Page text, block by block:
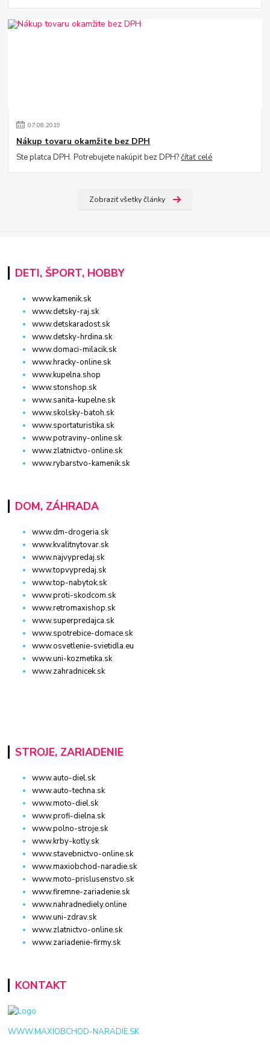
07.08.2019
Nákup tovaru okamžite bez DPH
Ste platca DPH. Potrebujete nakúpiť bez DPH?čítať celé
Zobraziť všetky články
DETI, ŠPORT, HOBBY
www.kamenik.sk
www.detsky-raj.sk
www.detskaradost.sk
www.detsky-hrdina.sk
www.domaci-milacik.sk
www.hracky-online.sk
www.kupelna.shop
www.stonshop.sk
www.sanita-kupelne.sk
www.skolsky-batoh.sk
www.sportaturistika.sk
www.potraviny-online.sk
www.zlatnictvo-online.sk
www.rybarstvo-kamenik.sk
DOM, ZÁHRADA
www.dm-drogeria.sk
www.kvalitnytovar.sk
www.najvypredaj.sk
www.topvypredaj.sk
www.top-nabytok.sk
www.proti-skodcom.sk
www.retromaxishop.sk
www.superpredajca.sk
www.spotrebice-domace.sk
www.osvetlenie-svietidla.eu
www.uni-kozmetika.sk
www.zahradnicek.sk
STROJE, ZARIADENIE
www.auto-diel.sk
www.auto-techna.sk
www.moto-diel.sk
www.profi-dielna.sk
www.polno-stroje.sk
www.krby-kotly.sk
www.stavebnictvo-online.sk
www.maxiobchod-naradie.sk
www.moto-prislusenstvo.sk
www.firemne-zariadenie.sk
www.nahradnediely.online
www.uni-zdrav.sk
www.zlatnictvo-online.sk
www.zariadenie-firmy.sk
KONTAKT
WWW.MAXIOBCHOD-NARADIE.SK